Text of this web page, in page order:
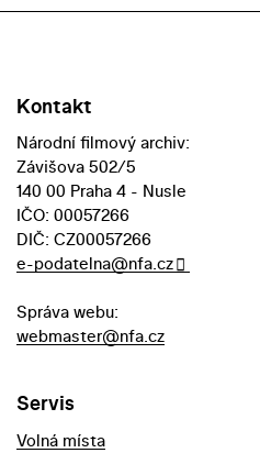
Kontakt
Národní filmový archiv:
Závišova 502/5
140 00 Praha 4 - Nusle
IČO: 00057266
DIČ: CZ00057266
e-podatelna@nfa.cz
Správa webu:
webmaster@nfa.cz
Servis
Volná místa